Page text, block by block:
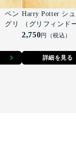
ペン
グリ
Harry Potter シ
（グリフィンド
2,750円（税込）
詳細を見る